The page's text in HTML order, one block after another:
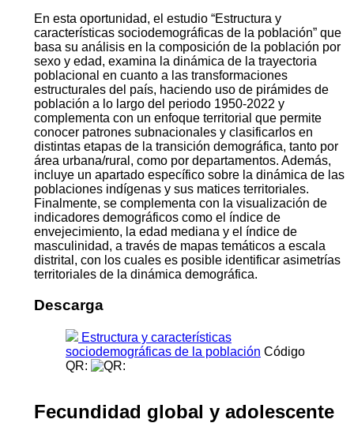
En esta oportunidad, el estudio “Estructura y
características sociodemográficas de la población” que
basa su análisis en la composición de la población por
sexo y edad, examina la dinámica de la trayectoria
poblacional en cuanto a las transformaciones
estructurales del país, haciendo uso de pirámides de
población a lo largo del periodo 1950-2022 y
complementa con un enfoque territorial que permite
conocer patrones subnacionales y clasificarlos en
distintas etapas de la transición demográfica, tanto por
área urbana/rural, como por departamentos. Además,
incluye un apartado específico sobre la dinámica de las
poblaciones indígenas y sus matices territoriales.
Finalmente, se complementa con la visualización de
indicadores demográficos como el índice de
envejecimiento, la edad mediana y el índice de
masculinidad, a través de mapas temáticos a escala
distrital, con los cuales es posible identificar asimetrías
territoriales de la dinámica demográfica.
Descarga
Estructura y características
sociodemográficas de la población Código
QR:
Fecundidad global y adolescente